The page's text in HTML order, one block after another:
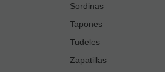
Sordinas
Tapones
Tudeles
Zapatillas